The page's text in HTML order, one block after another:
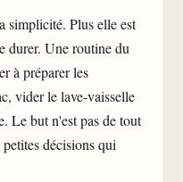
simplicité. Plus elle est
durer. Une routine du
à préparer les
vider le lave-vaisselle
Le but n'est pas de tout
décisions qui